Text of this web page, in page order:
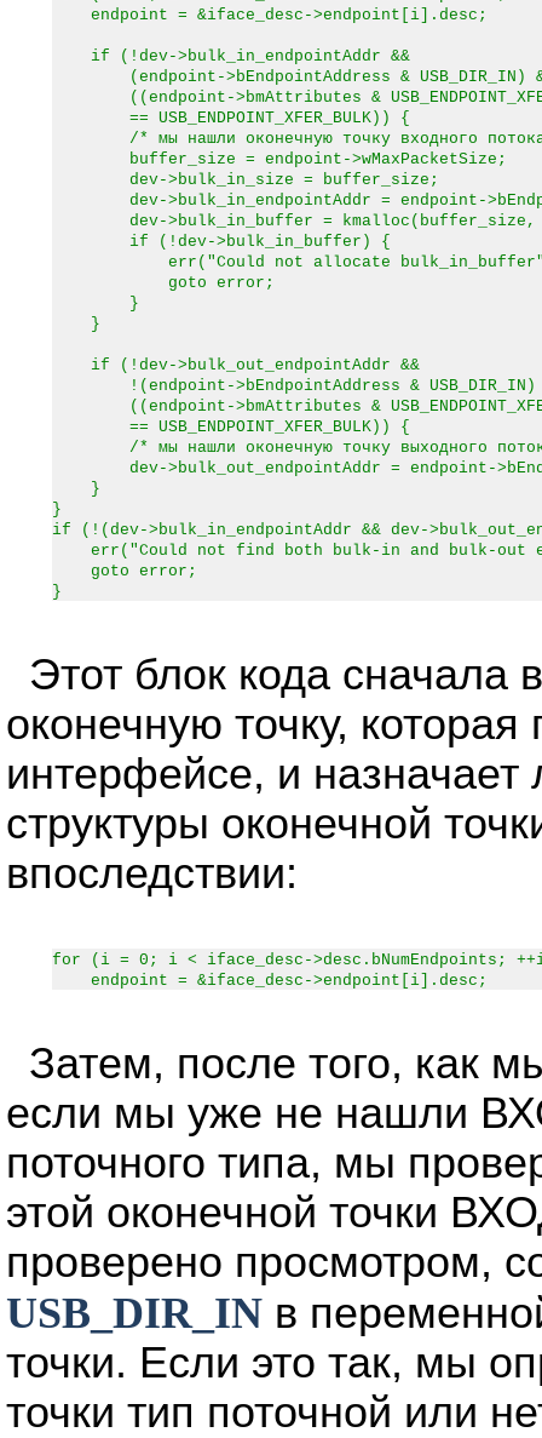
endpoint = &iface_desc->endpoint[i].desc;
if (!dev->bulk_in_endpointAddr &&
(endpoint->bEndpointAddress & USB_DIR_IN)
((endpoint->bmAttributes &
== USB_ENDPOINT_XFER_BULK)) {
/* мы нашли оконечную точку входного
buffer_size = endpoint->wMaxPacketSize;
dev->bulk_in_size = buffer_size;
dev->bulk_in_endpointAddr = endpoint-
dev->bulk_in_buffer = kmalloc(buffer_size,
if (!dev->bulk_in_buffer) {
err("Could not allocate
goto error;
}
}
if (!dev->bulk_out_endpointAddr &&
!(endpoint->bEndpointAddress & USB_DIR_IN)
((endpoint->bmAttributes &
== USB_ENDPOINT_XFER_BULK)) {
/* мы нашли оконечную точку выходного
dev->bulk_out_endpointAddr = endpoint-
}
}
if (!(dev->bulk_in_endpointAddr && dev-
err("Could not find both bulk-in and bulk-out
goto error;
}
Этот блок кода сначала
оконечную точку, которая
интерфейсе, и назначает
структуры оконечной
впоследствии:
for (i = 0; i < iface_desc->desc.bNumEndpoints;
endpoint = &iface_desc->endpoint[i].desc;
Затем, после того, как
если мы уже не нашли
поточного типа, мы
этой оконечной точки
проверено просмотром,
USB_DIR_IN в
точки. Если это так, мы
точки тип поточной или